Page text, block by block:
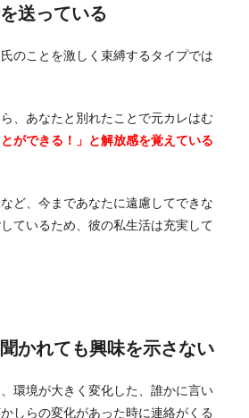
送っている
のことを激しく束縛するタイプでは
、あなたと別れたことで元カレはむ
とができる！」と解放感を覚えている
ど、今まであなたに遠慮してできな
ているため、彼の私生活は充実して
かれても興味を示さない
環境が大きく変化した、誰かに言い
しらの変化があった時に連絡がくる